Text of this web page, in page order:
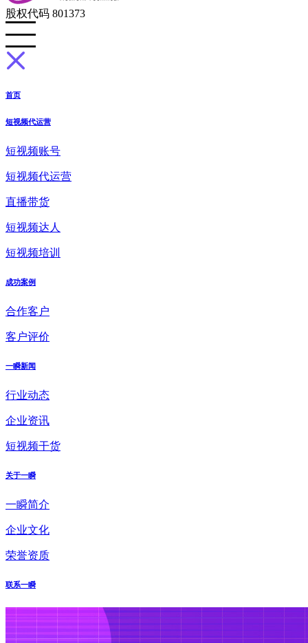
股权代码 801373
首页
短视频代运营
短视频账号
短视频代运营
直播带货
短视频达人
短视频培训
成功案例
合作客户
客户评价
一瞬新闻
行业动态
企业资讯
短视频干货
关于一瞬
一瞬简介
企业文化
荣誉资质
联系一瞬